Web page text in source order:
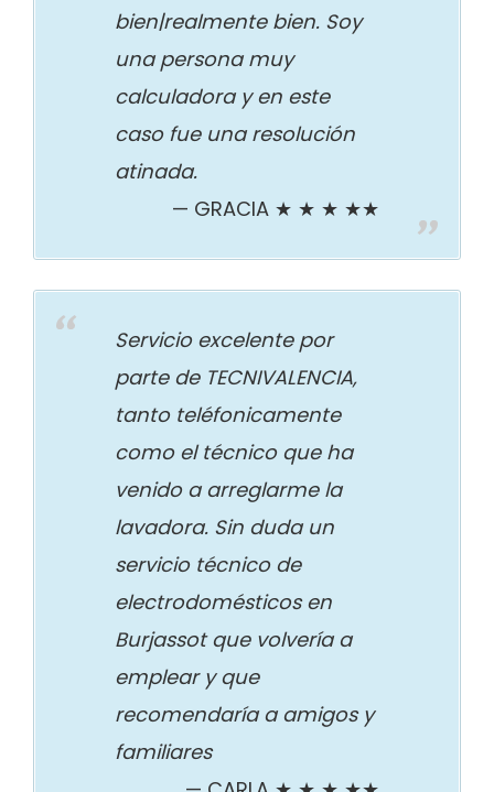
bien|realmente bien. Soy
una persona muy
calculadora y en este
caso fue una resolución
atinada.
GRACIA ★ ★ ★ ★★
Servicio excelente por
parte de TECNIVALENCIA,
tanto teléfonicamente
como el técnico que ha
venido a arreglarme la
lavadora. Sin duda un
servicio técnico de
electrodomésticos en
Burjassot que volvería a
emplear y que
recomendaría a amigos y
familiares